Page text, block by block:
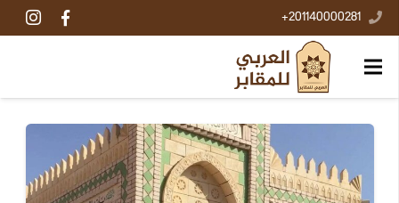
201140000281+